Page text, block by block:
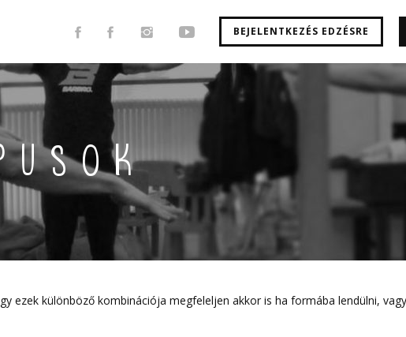
BEJELENTKEZÉS EDZÉSRE
ezek különböző kombinációja megfeleljen akkor is ha formába lendülni,